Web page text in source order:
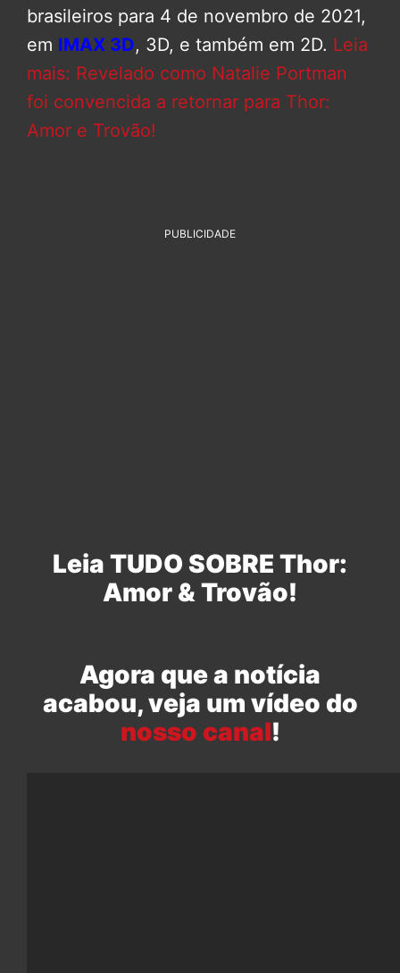
brasileiros para 4 de novembro de 2021,
em IMAX 3D, 3D, e também em 2D. Leia
mais: Revelado como Natalie Portman
foi convencida a retornar para Thor:
Amor e Trovão!
PUBLICIDADE
Leia TUDO SOBRE Thor:
Amor & Trovão!
Agora que a notícia
acabou, veja um vídeo do
nosso canal!